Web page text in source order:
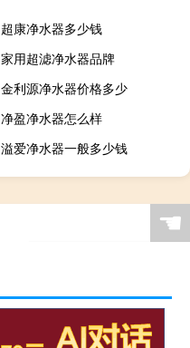
超康净水器多少钱
家用超滤净水器品牌
金利源净水器价格多少
净盈净水器怎么样
溢爱净水器一般多少钱
☚